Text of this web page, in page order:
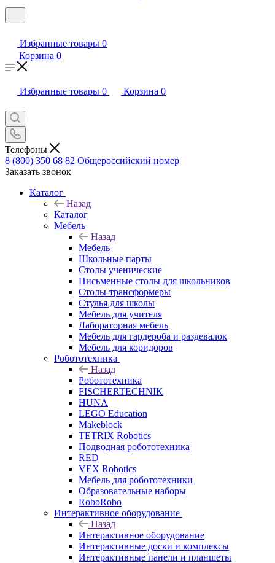
Избранные товары 0
Корзина 0
Избранные товары 0 Корзина 0
Телефоны
8 (800) 350 68 82 Общероссийский номер
Заказать звонок
Каталог
Назад
Каталог
Мебель
Назад
Мебель
Школьные парты
Столы ученические
Письменные столы для школьников
Столы-трансформеры
Стулья для школы
Мебель для учителя
Лабораторная мебель
Мебель для гардероба и раздевалок
Мебель для коридоров
Робототехника
Назад
Робототехника
FISCHERTECHNIK
HUNA
LEGO Education
Makeblock
TETRIX Robotics
Подводная робототехника
RED
VEX Robotics
Мебель для робототехники
Образовательные наборы
RoboRobo
Интерактивное оборудование
Назад
Интерактивное оборудование
Интерактивные доски и комплексы
Интерактивные панели и планшеты